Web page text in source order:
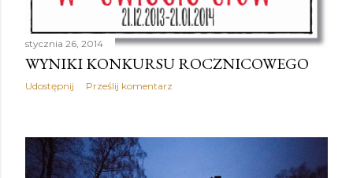
stycznia 26, 2014
WYNIKI KONKURSU ROCZNICOWEGO
Udostępnij Prześlij komentarz